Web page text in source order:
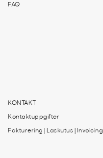
FAQ
KONTAKT
Kontaktuppgifter
Fakturering | Laskutus | Invoicing